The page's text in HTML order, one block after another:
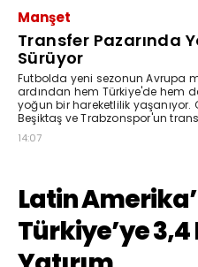
Manşet
Transfer Pazarında
Sürüyor
Futbolda yeni sezonun Avrupa
ardından hem Türkiye'de hem
yoğun bir hareketlilik
Beşiktaş ve Trabzonspor'un
14:07